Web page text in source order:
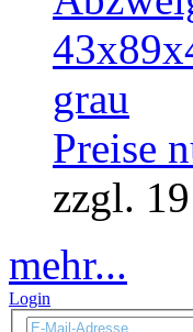
Preise
zzgl.
mehr...
Login